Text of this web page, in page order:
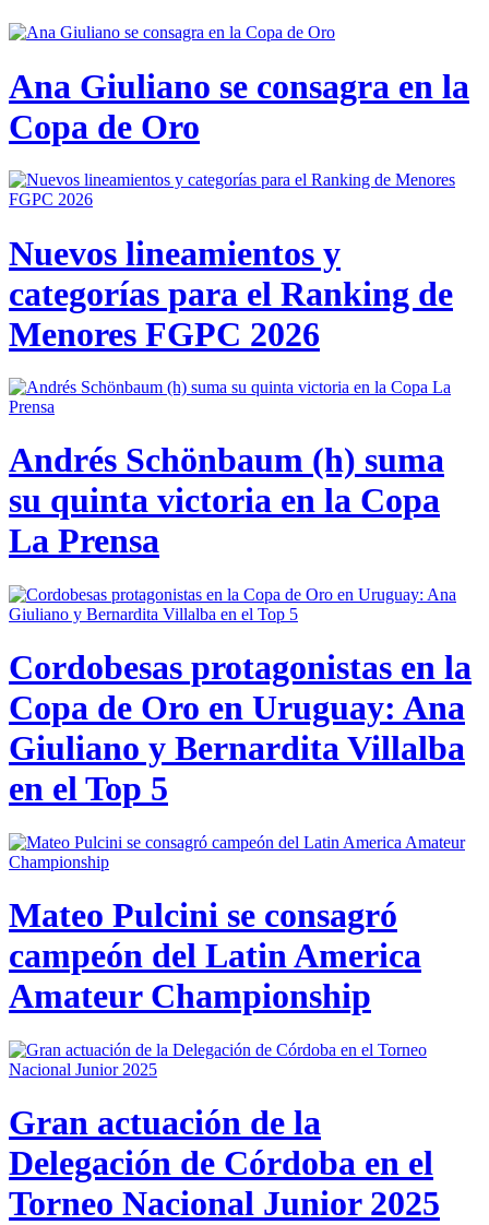
Ana Giuliano se consagra en la
Copa de Oro
Nuevos lineamientos y
categorías para el Ranking de
Menores FGPC 2026
Andrés Schönbaum (h) suma
su quinta victoria en la Copa
La Prensa
Cordobesas protagonistas en la
Copa de Oro en Uruguay: Ana
Giuliano y Bernardita Villalba
en el Top 5
Mateo Pulcini se consagró
campeón del Latin America
Amateur Championship
Gran actuación de la
Delegación de Córdoba en el
Torneo Nacional Junior 2025